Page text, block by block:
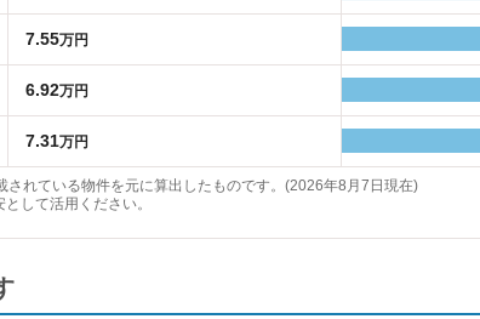
7.55万円
6.92万円
7.31万円
されている物件を元に算出したものです。(2026年8月7日現在)
して活用ください。